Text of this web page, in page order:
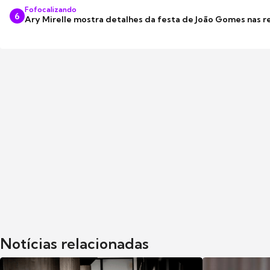
6
Fofocalizando
Ary Mirelle mostra detalhes da festa de João Gomes nas
Notícias relacionadas